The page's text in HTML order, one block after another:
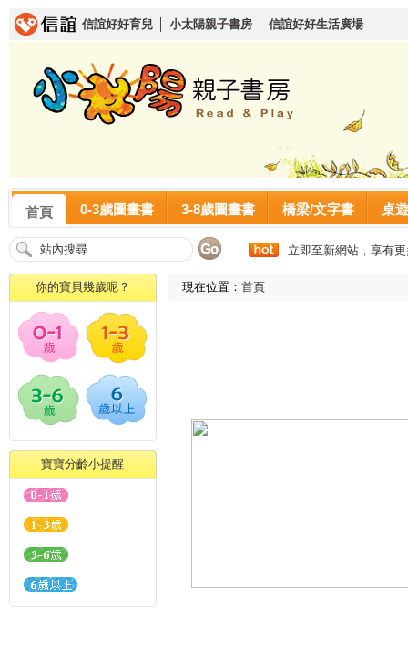
信誼好好育兒 小太陽親子書房 信誼好好生活廣場
首頁 0-3歲圖畫書 3-8歲圖畫書 橋梁/文字書 桌
立即至新網站，享有
你的寶貝幾歲呢？
寶寶分齡小提醒
現在位置： 首頁